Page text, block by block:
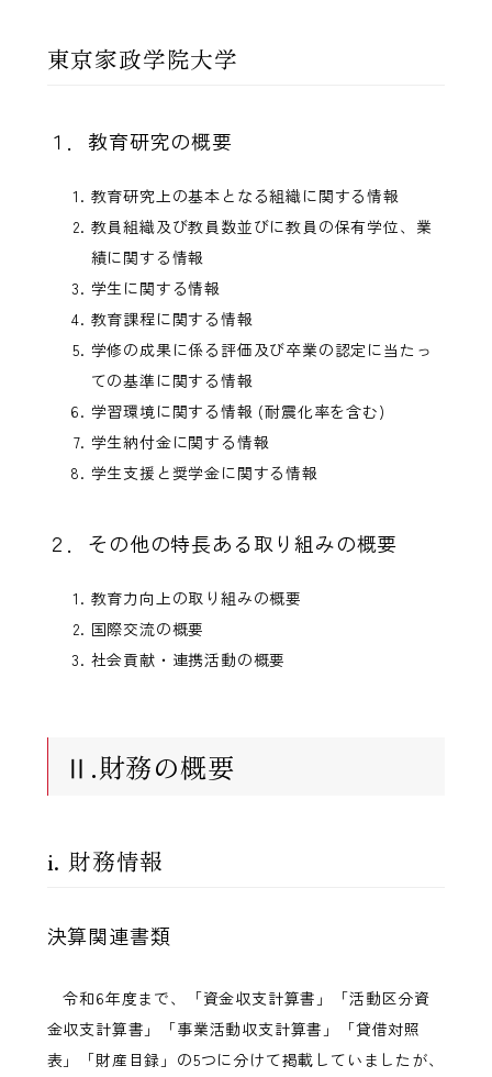
東京家政学院大学
１．教育研究の概要
教育研究上の基本となる組織に関する情報
教員組織及び教員数並びに教員の保有学位、業
績に関する情報
学生に関する情報
教育課程に関する情報
学修の成果に係る評価及び卒業の認定に当たっ
ての基準に関する情報
学習環境に関する情報 (耐震化率を含む)
学生納付金に関する情報
学生支援と奨学金に関する情報
２．その他の特長ある取り組みの概要
教育力向上の取り組みの概要
国際交流の概要
社会貢献・連携活動の概要
Ⅱ.財務の概要
i. 財務情報
決算関連書類
令和6年度まで、「資金収支計算書」「活動区分資
金収支計算書」「事業活動収支計算書」「貸借対照
表」「財産目録」の5つに分けて掲載していましたが、